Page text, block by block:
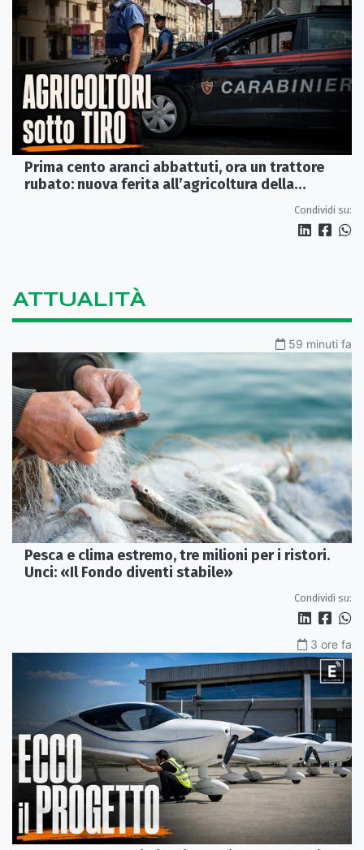
Prima cento aranci abbattuti, ora un trattore
rubato: nuova ferita all’agricoltura della
Condividi su:
ATTUALITÀ
59 minuti fa
Pesca e clima estremo, tre milioni per i ristori.
Unci: «Il Fondo diventi stabile»
Condividi su:
3 ore fa